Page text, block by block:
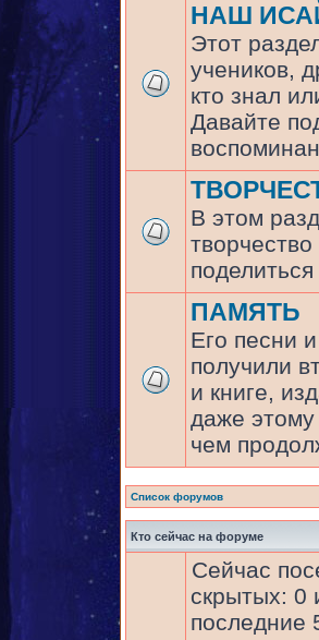
НАШ
Этот
учеников,
кто знал
Давайте
В этом
ПАМЯТЬ
Его песни
получили
и книге,
даже этому
чем
Список форумов
Кто сейчас на форуме
Сейчас
скрытых: 0
последние